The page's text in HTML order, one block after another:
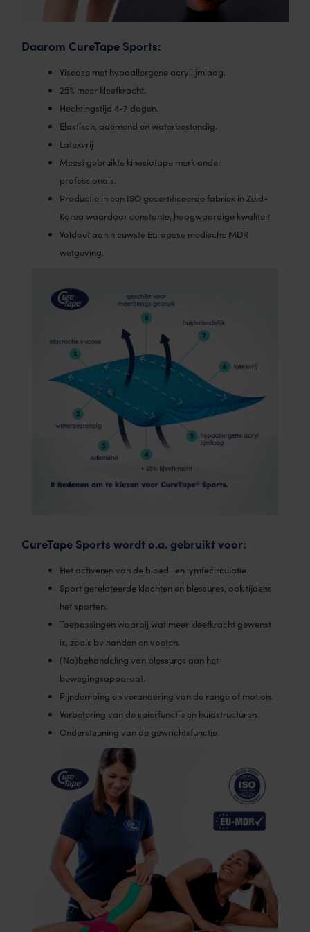
Daarom CureTape Sports:
Viscose met hypoallergene acryllijmlaag.
25% meer kleefkracht.
Hechtingstijd 4-7 dagen.
Elastisch, ademend en waterbestendig.
Latexvrij
Meest gebruikte kinesiotape merk onder
professionals.
Productie in een ISO gecertificeerde fabriek in Zuid-
Korea waardoor constante, hoogwaardige kwaliteit.
Voldoet aan nieuwste Europese medische MDR
wetgeving.
CureTape Sports wordt o.a. gebruikt voor:
Het activeren van de bloed- en lymfecirculatie.
Sport gerelateerde klachten en blessures, ook tijdens
het sporten.
Toepassingen waarbij wat meer kleefkracht gewenst
is, zoals bv handen en voeten.
(Na)behandeling van blessures aan het
bewegingsapparaat.
Pijndemping en verandering van de range of motion.
Verbetering van de spierfunctie en huidstructuren.
Ondersteuning van de gewrichtsfunctie.